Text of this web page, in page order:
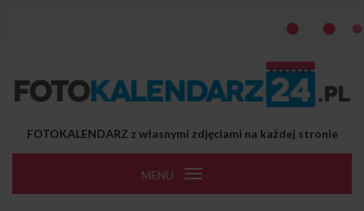
FOTOKALENDARZ z własnymi zdjęciami na każdej stronie
MENU
Toggle